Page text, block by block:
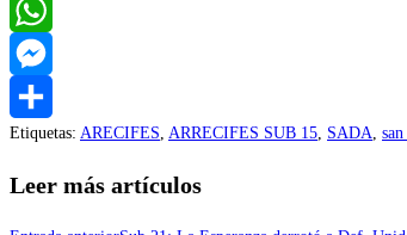
Twitter
WhatsApp
Messenger
Compartir
Etiquetas: ARECIFES, ARRECIFES SUB 15, SADA,
Leer más artículos